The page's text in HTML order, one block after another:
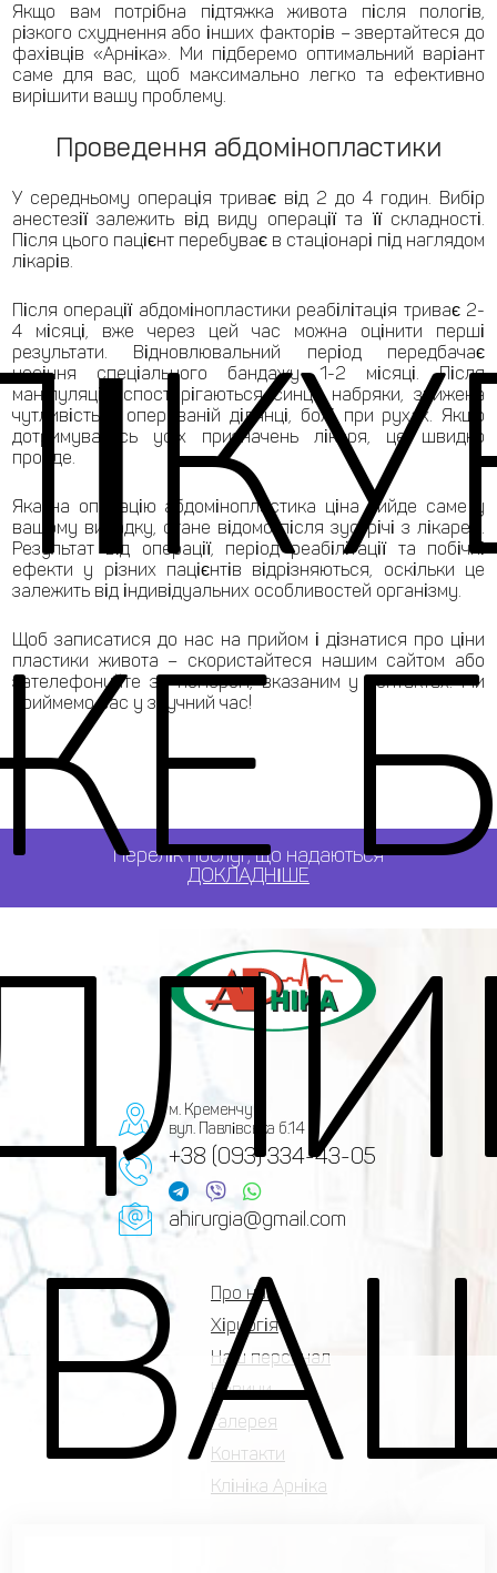
Якщо вам потрібна підтяжка живота після пологів,
різкого схуднення або інших факторів – звертайтеся до
фахівців «Арніка». Ми підберемо оптимальний варіант
саме для вас, щоб максимально легко та ефективно
вирішити вашу проблему.
Проведення абдомінопластики
У середньому операція триває від 2 до 4 годин. Вибір
анестезії залежить від виду операції та її складності.
Після цього пацієнт перебуває в стаціонарі під наглядом
лікарів.
Після операції абдомінопластики реабілітація триває 2-
4 місяці, вже через цей час можна оцінити перші
результати. Відновлювальний період передбачає
носіння спеціального бандажу 1-2 місяці. Після
маніпуляцій спостерігаються синці, набряки, знижена
чутливість в оперованій ділянці, болі при рухах. Якщо
дотримуватись усіх призначень лікаря, це швидко
пройде.
Яка на операцію абдомінопластика ціна вийде саме у
вашому випадку, стане відомо після зустрічі з лікарем.
Результат від операції, період реабілітації та побічні
ефекти у різних пацієнтів відрізняються, оскільки це
залежить від індивідуальних особливостей організму.
Щоб записатися до нас на прийом і дізнатися про ціни
пластики живота – скористайтеся нашим сайтом або
зателефонуйте за номером, вказаним у контактах. Ми
приймемо вас у зручний час!
Перелік послуг, що надаються
ДОКЛАДНІШЕ
м. Кременчук,
вул. Павлівська б.14
+38 (093) 334-43-05
ahirurgia@gmail.com
Про нас
Хірургія
Наш персонал
Новини
Галерея
Контакти
Клініка Арніка